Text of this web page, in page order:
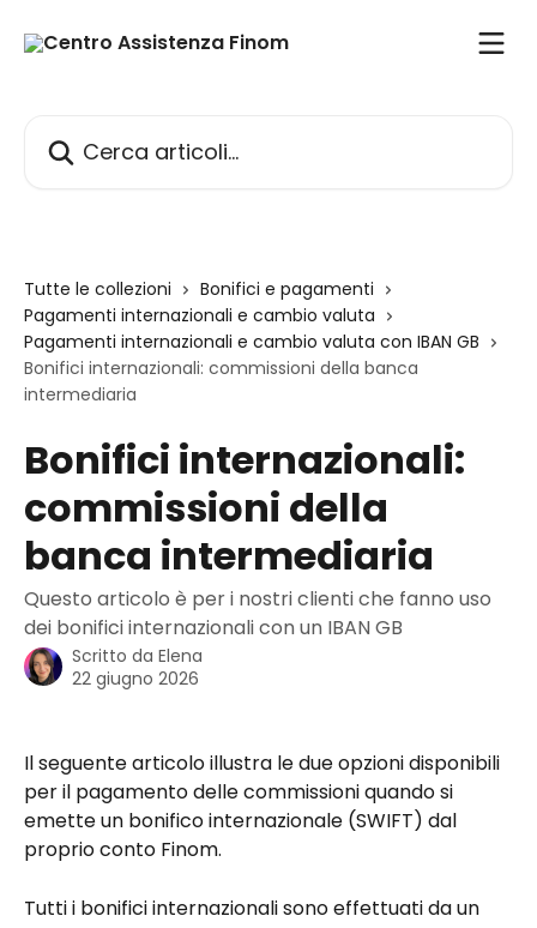
Tutte le collezioni
Bonifici e pagamenti
Pagamenti internazionali e cambio valuta
Pagamenti internazionali e cambio valuta con IBAN GB
Bonifici internazionali: commissioni della banca
intermediaria
Bonifici internazionali:
commissioni della
banca intermediaria
Questo articolo è per i nostri clienti che fanno uso
dei bonifici internazionali con un IBAN GB
Scritto da Elena
22 giugno 2026
Il seguente articolo illustra le due opzioni disponibili
per il pagamento delle commissioni quando si
emette un bonifico internazionale (SWIFT) dal
proprio conto Finom.
Tutti i bonifici internazionali sono effettuati da un